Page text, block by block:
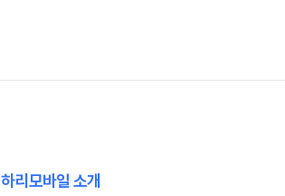
하리모바일 소개